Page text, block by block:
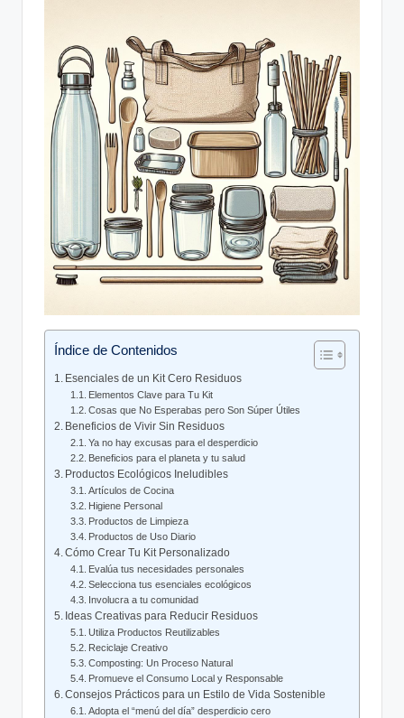
Índice de Contenidos
Esenciales de un Kit Cero Residuos
Elementos Clave para Tu Kit
Cosas que No Esperabas pero Son Súper Útiles
Beneficios de Vivir Sin Residuos
Ya no hay excusas para el desperdicio
Beneficios para el planeta y tu salud
Productos Ecológicos Ineludibles
Artículos de Cocina
Higiene Personal
Productos de Limpieza
Productos de Uso Diario
Cómo Crear Tu Kit Personalizado
Evalúa tus necesidades personales
Selecciona tus esenciales ecológicos
Involucra a tu comunidad
Ideas Creativas para Reducir Residuos
Utiliza Productos Reutilizables
Reciclaje Creativo
Composting: Un Proceso Natural
Promueve el Consumo Local y Responsable
Consejos Prácticos para un Estilo de Vida Sostenible
Adopta el “menú del día” desperdicio cero